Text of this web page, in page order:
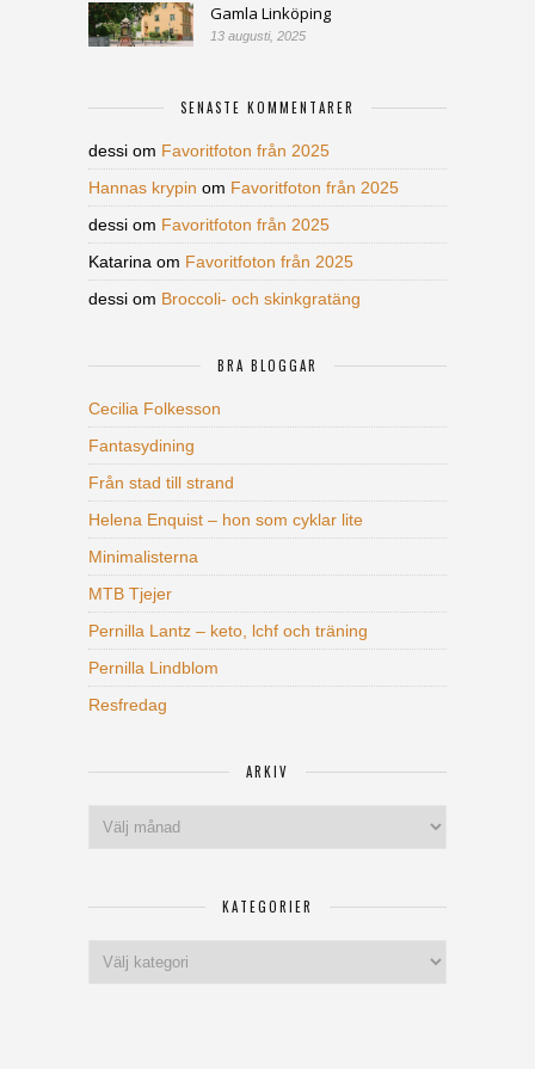
Gamla Linköping
13 augusti, 2025
SENASTE KOMMENTARER
dessi om Favoritfoton från 2025
Hannas krypin om Favoritfoton från 2025
dessi om Favoritfoton från 2025
Katarina om Favoritfoton från 2025
dessi om Broccoli- och skinkgratäng
BRA BLOGGAR
Cecilia Folkesson
Fantasydining
Från stad till strand
Helena Enquist – hon som cyklar lite
Minimalisterna
MTB Tjejer
Pernilla Lantz – keto, lchf och träning
Pernilla Lindblom
Resfredag
ARKIV
KATEGORIER